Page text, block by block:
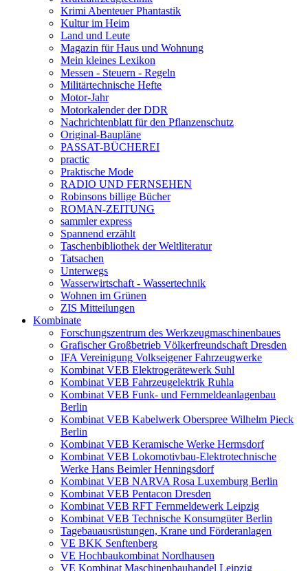
Krimi Abenteuer Phantastik
Kultur im Heim
Land und Leute
Magazin für Haus und Wohnung
Mein kleines Lexikon
Messen - Steuern - Regeln
Militärtechnische Hefte
Motor-Jahr
Motorkalender der DDR
Nachrichtenblatt für den Pflanzenschutz
Original-Baupläne
PASSAT-BÜCHEREI
practic
Praktische Mode
RADIO UND FERNSEHEN
Robinsons billige Bücher
ROMAN-ZEITUNG
sammler express
Spannend erzählt
Taschenbibliothek der Weltliteratur
Tatsachen
Unterwegs
Wasserwirtschaft - Wassertechnik
Wohnen im Grünen
ZIS Mitteilungen
Kombinate
Forschungszentrum des Werkzeugmaschinenbaues
Grafischer Großbetrieb Völkerfreundschaft Dresden
IFA Vereinigung Volkseigener Fahrzeugwerke
Kombinat VEB Elektrogerätewerk Suhl
Kombinat VEB Fahrzeugelektrik Ruhla
Kombinat VEB Funk- und Fernmeldeanlagenbau
Berlin
Kombinat VEB Kabelwerk Oberspree Wilhelm Pieck
Berlin
Kombinat VEB Keramische Werke Hermsdorf
Kombinat VEB Lokomotivbau-Elektrotechnische
Werke Hans Beimler Henningsdorf
Kombinat VEB NARVA Rosa Luxemburg Berlin
Kombinat VEB Pentacon Dresden
Kombinat VEB RFT Fernmeldewerk Leipzig
Kombinat VEB Technische Konsumgüter Berlin
Tagebauausrüstungen, Krane und Förderanlagen
VE BKK Senftenberg
VE Hochbaukombinat Nordhausen
VE Kombinat Maschinenbauhandel Leipzig